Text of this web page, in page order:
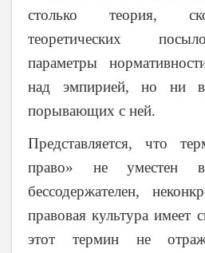
столько теория,
теоретических
параметры
над эмпирией, но ни
порывающих с ней.
Представляется, что
право» не уместен
бессодержателен,
правовая культура имеет
этот термин не